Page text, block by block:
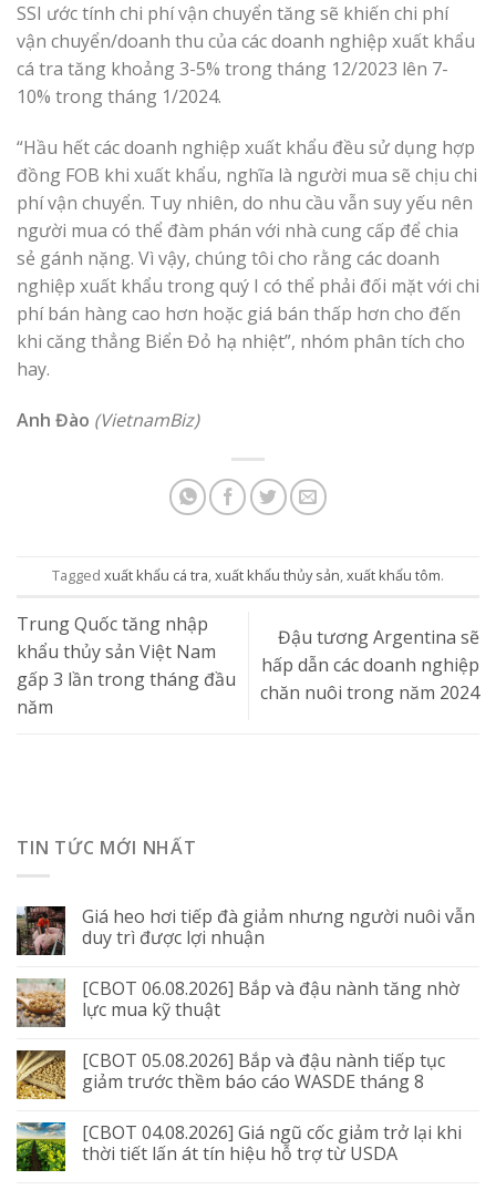
SSI ước tính chi phí vận chuyển tăng sẽ khiến chi phí
vận chuyển/doanh thu của các doanh nghiệp xuất khẩu
cá tra tăng khoảng 3-5% trong tháng 12/2023 lên 7-
10% trong tháng 1/2024.
“Hầu hết các doanh nghiệp xuất khẩu đều sử dụng hợp
đồng FOB khi xuất khẩu, nghĩa là người mua sẽ chịu chi
phí vận chuyển. Tuy nhiên, do nhu cầu vẫn suy yếu nên
người mua có thể đàm phán với nhà cung cấp để chia
sẻ gánh nặng. Vì vậy, chúng tôi cho rằng các doanh
nghiệp xuất khẩu trong quý I có thể phải đối mặt với chi
phí bán hàng cao hơn hoặc giá bán thấp hơn cho đến
khi căng thẳng Biển Đỏ hạ nhiệt”, nhóm phân tích cho
hay.
Anh Đào (VietnamBiz)
Tagged xuất khẩu cá tra,xuất khẩu thủy sản,xuất khẩu tôm.
Trung Quốc tăng nhập
khẩu thủy sản Việt Nam
gấp 3 lần trong tháng đầu
năm
Đậu tương Argentina sẽ
hấp dẫn các doanh nghiệp
chăn nuôi trong năm 2024
TIN TỨC MỚI NHẤT
Giá heo hơi tiếp đà giảm nhưng người nuôi vẫn
duy trì được lợi nhuận
[CBOT 06.08.2026] Bắp và đậu nành tăng nhờ
lực mua kỹ thuật
[CBOT 05.08.2026] Bắp và đậu nành tiếp tục
giảm trước thềm báo cáo WASDE tháng 8
[CBOT 04.08.2026] Giá ngũ cốc giảm trở lại khi
thời tiết lấn át tín hiệu hỗ trợ từ USDA